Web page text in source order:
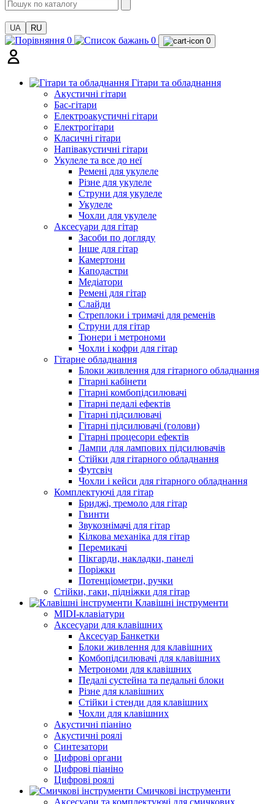
UA RU
0 0 0
Гітари та обладнання
Акустичні гітари
Бас-гітари
Електроакустичні гітари
Електрогітари
Класичні гітари
Напівакустичні гітари
Укулеле та все до неї
Ремені для укулеле
Різне для укулеле
Струни для укулеле
Укулеле
Чохли для укулеле
Аксесуари для гітар
Засоби по догляду
Інше для гітар
Камертони
Каподастри
Медіатори
Ремені для гітар
Слайди
Стреплоки і тримачі для ременів
Струни для гітар
Тюнери і метрономи
Чохли і кофри для гітар
Гітарне обладнання
Блоки живлення для гітарного обладнання
Гітарні кабінети
Гітарні комбопідсилювачі
Гітарні педалі ефектів
Гітарні підсилювачі
Гітарні підсилювачі (голови)
Гітарні процесори ефектів
Лампи для лампових підсилювачів
Стійки для гітарного обладнання
Футсвіч
Чохли і кейси для гітарного обладнання
Комплектуючі для гітар
Бриджі, тремоло для гітар
Гвинти
Звукознімачі для гітар
Кілкова механіка для гітар
Перемикачі
Пікгарди, накладки, панелі
Поріжки
Потенціометри, ручки
Стійки, гаки, підніжки для гітар
Клавішні інструменти
MIDI-клавіатури
Аксесуари для клавішних
Аксесуар Банкетки
Блоки живлення для клавішних
Комбопідсилювачі для клавішних
Метрономи для клавішних
Педалі сустейна та педальні блоки
Різне для клавішних
Стійки і стенди для клавішних
Чохли для клавішних
Акустичні піаніно
Акустичні роялі
Синтезатори
Цифрові органи
Цифрові піаніно
Цифрові роялі
Смичкові інструменти
Аксесуари та комплектуючі для смичкових